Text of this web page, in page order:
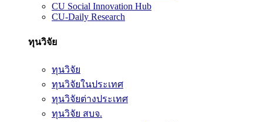
CU Social Innovation Hub
CU-Daily Research
ทุนวิจัย
ทุนวิจัย
ทุนวิจัยในประเทศ
ทุนวิจัยต่างประเทศ
ทุนวิจัย สบจ.